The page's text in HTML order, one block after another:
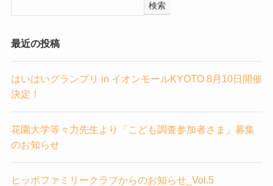
検索
最近の投稿
はいはいグランプリ in イオンモールKYOTO 8月10日開催
決定！
花園大学等々力先生より「こども調査参加者さま」募集
のお知らせ
ヒッポファミリークラブからのお知らせ_Vol.5